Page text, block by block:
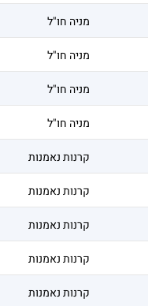
מניה חו"ל
מניה חו"ל
מניה חו"ל
מניה חו"ל
קרנות נאמנות
קרנות נאמנות
קרנות נאמנות
קרנות נאמנות
קרנות נאמנות